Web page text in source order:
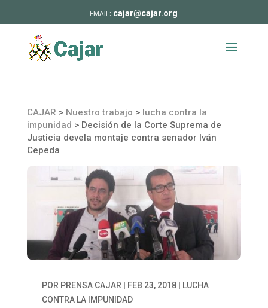
cajar@cajar.org
CAJAR > Nuestro trabajo > lucha contra la
impunidad > Decisión de la Corte Suprema de
Justicia devela montaje contra senador Iván
Cepeda
POR PRENSA CAJAR| FEB 23, 2018|
LUCHA
CONTRA LA IMPUNIDAD